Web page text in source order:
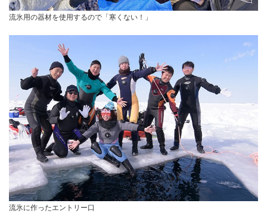
流氷用の器材を使用するので「寒くない！」
流氷に作ったエントリー口